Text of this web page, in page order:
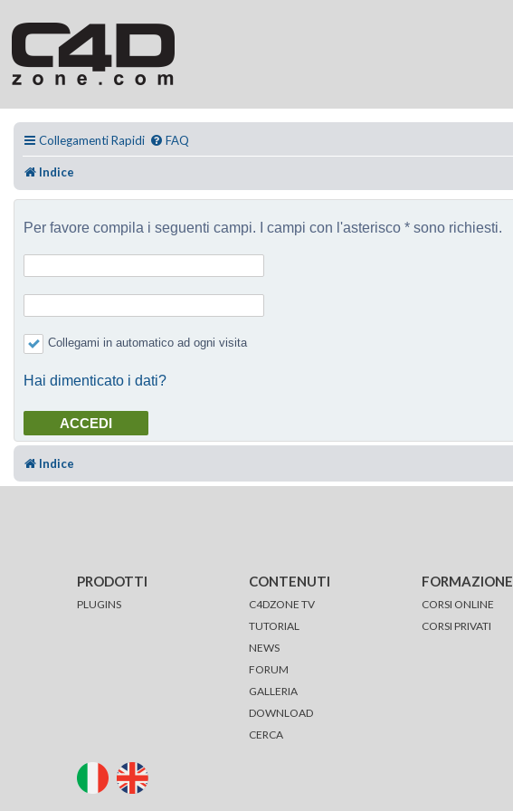
Collegamenti Rapidi FAQ
Indice
Per favore compila i seguenti campi. I campi con l'asterisco * sono richiesti.
Collegami in automatico ad ogni visita
Hai dimenticato i dati?
Indice
PRODOTTI
PLUGINS
CONTENUTI
C4DZONE TV
TUTORIAL
NEWS
FORUM
GALLERIA
DOWNLOAD
CERCA
FORMAZIONE
CORSI ONLINE
CORSI PRIVATI